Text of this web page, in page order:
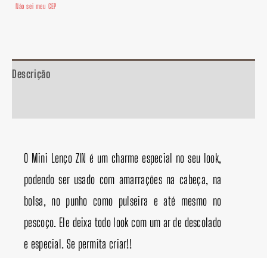
Não sei meu CEP
Descrição
O Mini Lenço ZIN é um charme especial no seu look,
podendo ser usado com amarrações na cabeça, na
bolsa, no punho como pulseira e até mesmo no
pescoço. Ele deixa todo look com um ar de descolado
e especial. Se permita criar!!